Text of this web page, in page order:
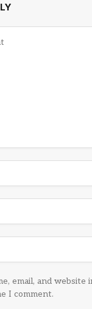
email, and website
I comment.